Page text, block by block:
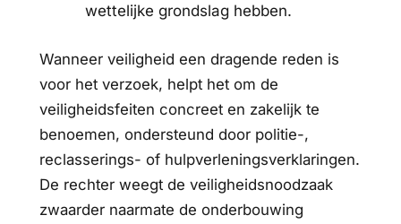
wettelijke grondslag hebben.
Wanneer veiligheid een dragende reden is
voor het verzoek, helpt het om de
veiligheidsfeiten concreet en zakelijk te
benoemen, ondersteund door politie-,
reclasserings- of hulpverleningsverklaringen.
De rechter weegt de veiligheidsnoodzaak
zwaarder naarmate de onderbouwing